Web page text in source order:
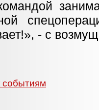
- с
событиям